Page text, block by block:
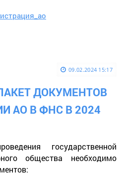
09.02.2024 15:17
ДОКУМЕНТОВ
АО В ФНС В 2024
государственной
общества необходимо